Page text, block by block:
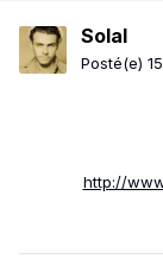
Solal
Posté(e)
http://